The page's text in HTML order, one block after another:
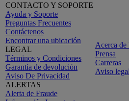
CONTACTO Y SOPORTE
Ayuda y Soporte
Preguntas Frecuentes
Contáctenos
Encontrar una ubicación
LEGAL
Términos y Condiciones
Garantía de devolución
Aviso De Privacidad
ALERTAS
Alerta de Fraude
Acerca
Prensa
Carreras
Aviso legal